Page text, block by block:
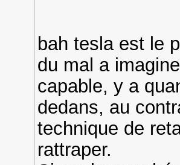
bah tesla est le
du mal a
capable, y a
dedans, au
technique de
rattraper.